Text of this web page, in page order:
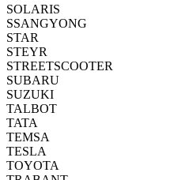
SOLARIS
SSANGYONG
STAR
STEYR
STREETSCOOTER
SUBARU
SUZUKI
TALBOT
TATA
TEMSA
TESLA
TOYOTA